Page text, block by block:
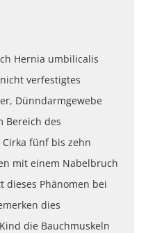
Hernia umbilicalis
verfestigtes
Dünndarmgewebe
Bereich des
fünf bis zehn
mit einem Nabelbruch
Phänomen bei
dies
die Bauchmuskeln